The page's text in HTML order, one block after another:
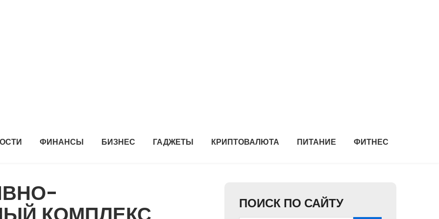
ФИНАНСЫ БИЗНЕС ГАДЖЕТЫ КРИПТОВАЛЮТА ПИТАНИЕ ФИТНЕС
ПОИСК ПО САЙТУ